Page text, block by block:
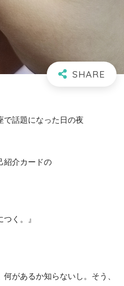
で話題になった日の夜
紹介カードの
く。』
があるか知らないし。そう、